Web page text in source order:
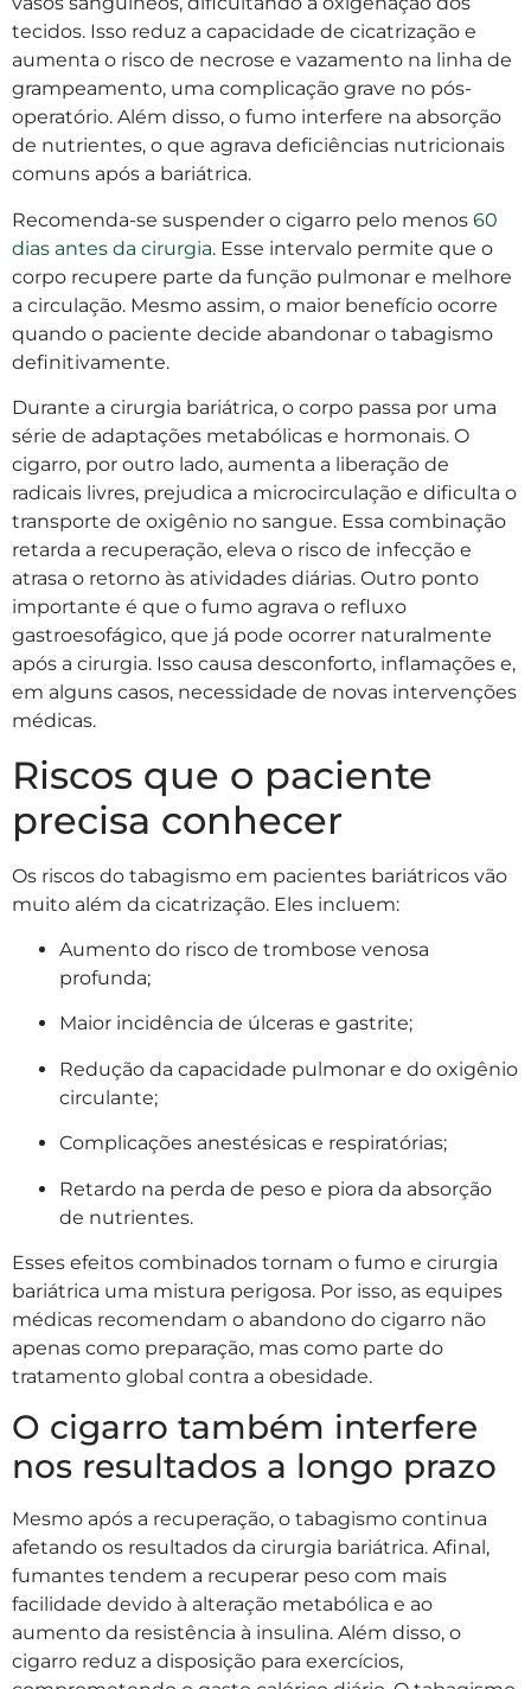
tecidos. Isso reduz a capacidade de cicatrização e
aumenta o risco de necrose e vazamento na linha de
grampeamento, uma complicação grave no pós-
operatório. Além disso, o fumo interfere na absorção
de nutrientes, o que agrava deficiências nutricionais
comuns após a bariátrica.
Recomenda-se suspender o cigarro pelo menos 60
dias antes da cirurgia. Esse intervalo permite que o
corpo recupere parte da função pulmonar e melhore
a circulação. Mesmo assim, o maior benefício ocorre
quando o paciente decide abandonar o tabagismo
definitivamente.
Durante a cirurgia bariátrica, o corpo passa por uma
série de adaptações metabólicas e hormonais. O
cigarro, por outro lado, aumenta a liberação de
radicais livres, prejudica a microcirculação e dificulta o
transporte de oxigênio no sangue. Essa combinação
retarda a recuperação, eleva o risco de infecção e
atrasa o retorno às atividades diárias. Outro ponto
importante é que o fumo agrava o refluxo
gastroesofágico, que já pode ocorrer naturalmente
após a cirurgia. Isso causa desconforto, inflamações e,
em alguns casos, necessidade de novas intervenções
médicas.
Riscos que o paciente
precisa conhecer
Os riscos do tabagismo em pacientes bariátricos vão
muito além da cicatrização. Eles incluem:
Aumento do risco de trombose venosa
profunda;
Maior incidência de úlceras e gastrite;
Redução da capacidade pulmonar e do oxigênio
circulante;
Complicações anestésicas e respiratórias;
Retardo na perda de peso e piora da absorção
de nutrientes.
Esses efeitos combinados tornam o fumo e cirurgia
bariátrica uma mistura perigosa. Por isso, as equipes
médicas recomendam o abandono do cigarro não
apenas como preparação, mas como parte do
tratamento global contra a obesidade.
O cigarro também interfere
nos resultados a longo prazo
Mesmo após a recuperação, o tabagismo continua
afetando os resultados da cirurgia bariátrica. Afinal,
fumantes tendem a recuperar peso com mais
facilidade devido à alteração metabólica e ao
aumento da resistência à insulina. Além disso, o
cigarro reduz a disposição para exercícios,